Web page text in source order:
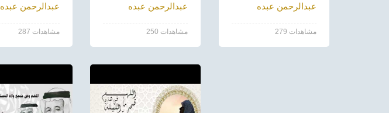
عبدالرحمن عبده
287 مشاهدات
عبدالرحمن عبده
250 مشاهدات
عبدالرحمن عبده
279 مشاهدات